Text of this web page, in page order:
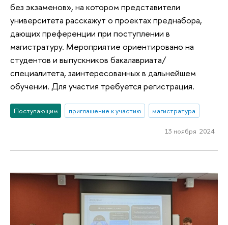
без экзаменов», на котором представители
университета расскажут о проектах преднабора,
дающих преференции при поступлении в
магистратуру. Мероприятие ориентировано на
студентов и выпускников бакалавриата/
специалитета, заинтересованных в дальнейшем
обучении. Для участия требуется регистрация.
Поступающим приглашение к участию магистратура
13 ноября 2024